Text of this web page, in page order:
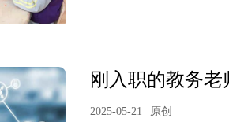
刚入职的教务
2025-05-21 原创